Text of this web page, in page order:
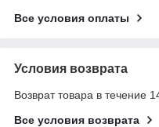
Все условия оплаты
Условия возврата
Возврат товара в течение
Все условия возврата